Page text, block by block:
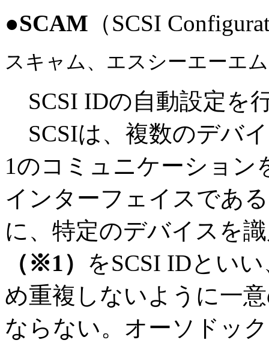
●SCAM （SCSI
スキャム、エスシーエーエム
SCSI IDの自動設定を
SCSIは、複数のデバ
1のコミュニケーション
インターフェイスであ
に、特定のデバイスを
（※1） をSCSI IDとい
め重複しないように一
ならない。オーソドッ